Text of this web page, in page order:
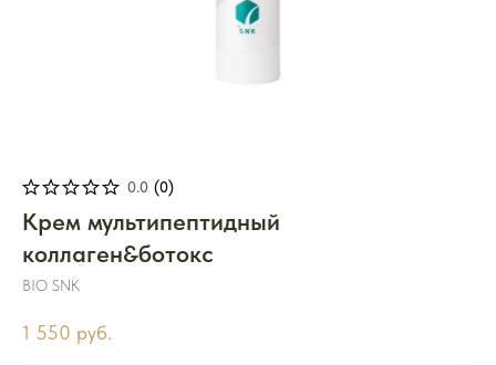
0.0 (0)
Крем мультипептидный
коллаген&ботокс
BIO SNK
1 550 руб.